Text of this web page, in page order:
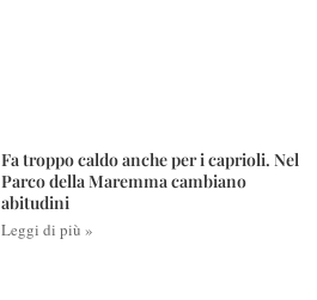
Fa troppo caldo anche per i caprioli. Nel
Parco della Maremma cambiano
abitudini
Leggi di più »